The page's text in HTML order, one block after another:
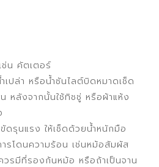
น คัตเตอร์
เปล่า หรือน้ำซันไลต์บิดหมาดเช็ด
หลังจากนั้นใช้ทิชชู่ หรือผ้าแห้ง
รุนแรง ให้เช็ดด้วยน้ำหนักมือ
รโดนความร้อน เช่นหม้อสัมผัส
รมีที่รองก้นหม้อ หรือถ้าเป็นจาน